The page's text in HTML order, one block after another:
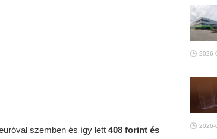
szemben és így lett 408 forint és
2026-
2026-